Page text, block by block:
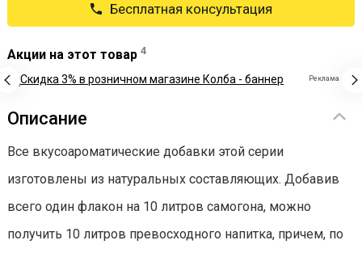
Бесплатная консультация
Акции на этот товар 4
Реклама
Описание
Все вкусоароматические добавки этой серии
изготовлены из натуральных составляющих. Добавив
всего один флакон на 10 литров самогона, можно
получить 10 литров превосходного напитка, причем, по